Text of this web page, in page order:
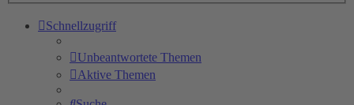
Schnellzugriff
Unbeantwortete Themen
Aktive Themen